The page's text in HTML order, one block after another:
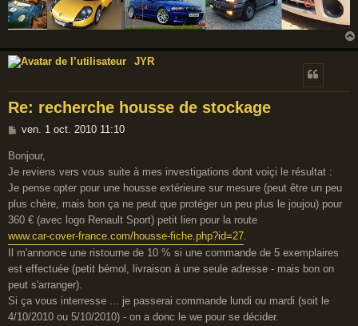
JYR
Re: recherche housse de stockage
M
s
s
a
g
e
ven. 1 oct. 2010 11:10
Bonjour,
Je reviens vers vous suite à mes investigations dont voiçi le résultat :
Je pense opter pour une housse extérieure sur mesure (peut être un peu
plus chère, mais bon ça ne peut que protéger un peu plus le joujou) pour
360 € (avec logo Renault Sport) petit lien pour la route
www.car-cover-france.com/housse-fiche.php?id=27
Il m'annonce une ristourne de 10 % si une commande de 5 exemplaires
est effectuée (petit bémol, livraison à une seule adresse - mais bon on
peut s'arranger).
Si ça vous interresse ... je passerai commande lundi ou mardi (soit le
4/10/2010 ou 5/10/2010) - on a donc le we pour se décider.